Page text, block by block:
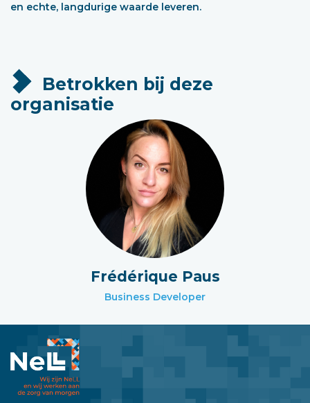
en echte, langdurige waarde leveren.
Betrokken bij deze
organisatie
Frédérique Paus
Business Developer